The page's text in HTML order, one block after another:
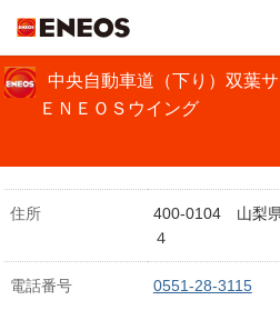
中央自動車道（下り）双葉
ＥＮＥＯＳウイング
住所
400-0104 山梨県
４
電話番号 0551-28-3115